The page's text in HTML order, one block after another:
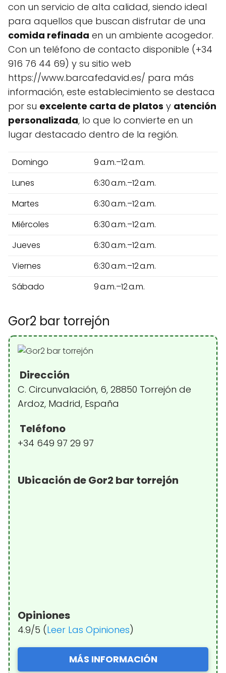
con un servicio de alta calidad, siendo ideal
para aquellos que buscan disfrutar de una
comida refinada en un ambiente acogedor.
Con un teléfono de contacto disponible (+34
916 76 44 69) y su sitio web
https://www.barcafedavid.es/ para más
información, este establecimiento se destaca
por su excelente carta de platos y atención
personalizada, lo que lo convierte en un
lugar destacado dentro de la región.
Domingo
9 a.m.–12 a.m.
Lunes
6:30 a.m.–12 a.m.
Martes
6:30 a.m.–12 a.m.
Miércoles
6:30 a.m.–12 a.m.
Jueves
6:30 a.m.–12 a.m.
Viernes
6:30 a.m.–12 a.m.
Sábado
9 a.m.–12 a.m.
Gor2 bar torrejón
Dirección
C. Circunvalación, 6, 28850 Torrejón de
Ardoz, Madrid, España
Teléfono
+34 649 97 29 97
Ubicación de Gor2 bar torrejón
Opiniones
4.9/5 (Leer Las Opiniones)
MÁS INFORMACIÓN